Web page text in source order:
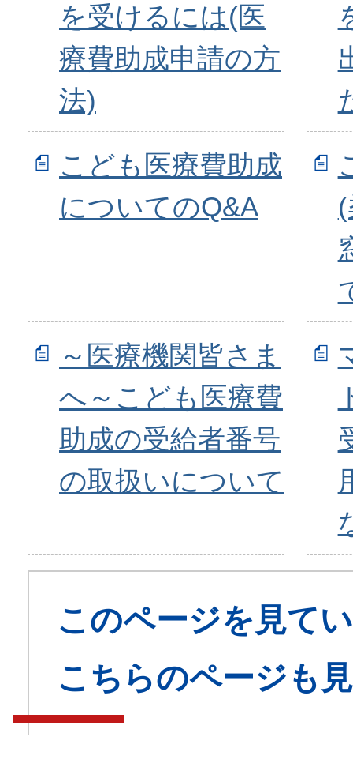
を受けるには(医
療費助成申請の方
法)
こども医療費助成
についてのQ&A
～医療機関皆さま
へ～こども医療費
助成の受給者番号
の取扱いについて
このページを見て
こちらのページも